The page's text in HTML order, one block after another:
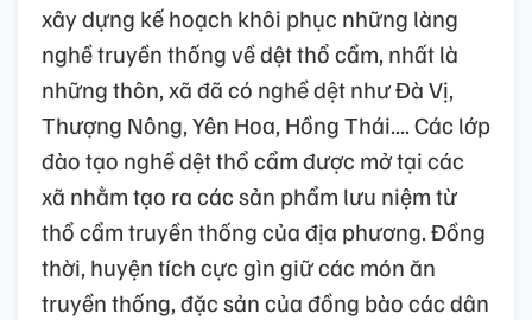
xây dựng kế hoạch khôi phục những làng
nghề truyền thống về dệt thổ cẩm, nhất là
những thôn, xã đã có nghề dệt như Đà Vị,
Thượng Nông, Yên Hoa, Hồng Thái.... Các lớp
đào tạo nghề dệt thổ cẩm được mở tại các
xã nhằm tạo ra các sản phẩm lưu niệm từ
thổ cẩm truyền thống của địa phương. Đồng
thời, huyện tích cực gìn giữ các món ăn
truyền thống, đặc sản của đồng bào các dân